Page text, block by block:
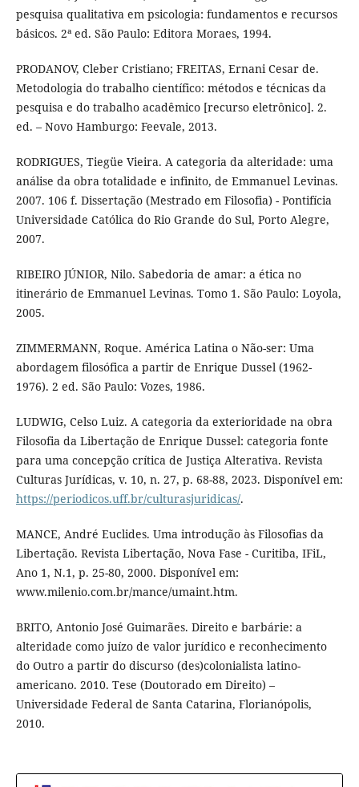
pesquisa qualitativa em psicologia: fundamentos e recursos
básicos. 2ª ed. São Paulo: Editora Moraes, 1994.
PRODANOV, Cleber Cristiano; FREITAS, Ernani Cesar de.
Metodologia do trabalho científico: métodos e técnicas da
pesquisa e do trabalho acadêmico [recurso eletrônico]. 2.
ed. – Novo Hamburgo: Feevale, 2013.
RODRIGUES, Tiegüe Vieira. A categoria da alteridade: uma
análise da obra totalidade e infinito, de Emmanuel Levinas.
2007. 106 f. Dissertação (Mestrado em Filosofia) - Pontifícia
Universidade Católica do Rio Grande do Sul, Porto Alegre,
2007.
RIBEIRO JÚNIOR, Nilo. Sabedoria de amar: a ética no
itinerário de Emmanuel Levinas. Tomo 1. São Paulo: Loyola,
2005.
ZIMMERMANN, Roque. América Latina o Não-ser: Uma
abordagem filosófica a partir de Enrique Dussel (1962-
1976). 2 ed. São Paulo: Vozes, 1986.
LUDWIG, Celso Luiz. A categoria da exterioridade na obra
Filosofia da Libertação de Enrique Dussel: categoria fonte
para uma concepção crítica de Justiça Alterativa. Revista
Culturas Jurídicas, v. 10, n. 27, p. 68-88, 2023. Disponível em:
https://periodicos.uff.br/culturasjuridicas/.
MANCE, André Euclides. Uma introdução às Filosofias da
Libertação. Revista Libertação, Nova Fase - Curitiba, IFiL,
Ano 1, N.1, p. 25-80, 2000. Disponível em:
www.milenio.com.br/mance/umaint.htm.
BRITO, Antonio José Guimarães. Direito e barbárie: a
alteridade como juízo de valor jurídico e reconhecimento
do Outro a partir do discurso (des)colonialista latino-
americano. 2010. Tese (Doutorado em Direito) –
Universidade Federal de Santa Catarina, Florianópolis,
2010.